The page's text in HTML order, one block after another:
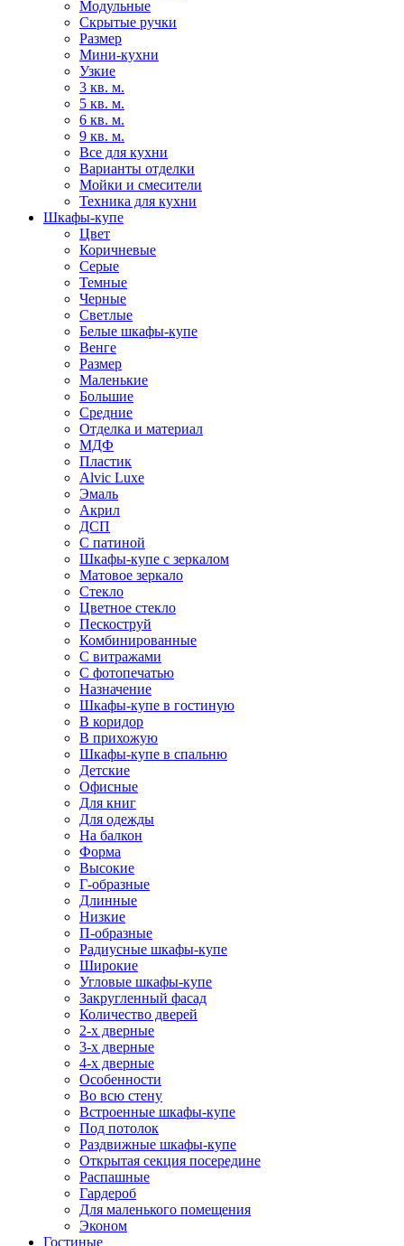
Модульные
Скрытые ручки
Размер
Мини-кухни
Узкие
3 кв. м.
5 кв. м.
6 кв. м.
9 кв. м.
Все для кухни
Варианты отделки
Мойки и смесители
Техника для кухни
Шкафы-купе
Цвет
Коричневые
Серые
Темные
Черные
Светлые
Белые шкафы-купе
Венге
Размер
Маленькие
Большие
Средние
Отделка и материал
МДФ
Пластик
Alvic Luxe
Эмаль
Акрил
ДСП
С патиной
Шкафы-купе с зеркалом
Матовое зеркало
Стекло
Цветное стекло
Пескоструй
Комбинированные
С витражами
С фотопечатью
Назначение
Шкафы-купе в гостиную
В коридор
В прихожую
Шкафы-купе в спальню
Детские
Офисные
Для книг
Для одежды
На балкон
Форма
Высокие
Г-образные
Длинные
Низкие
П-образные
Радиусные шкафы-купе
Широкие
Угловые шкафы-купе
Закругленный фасад
Количество дверей
2-х дверные
3-х дверные
4-х дверные
Особенности
Во всю стену
Встроенные шкафы-купе
Под потолок
Раздвижные шкафы-купе
Открытая секция посередине
Распашные
Гардероб
Для маленького помещения
Эконом
Гостиные